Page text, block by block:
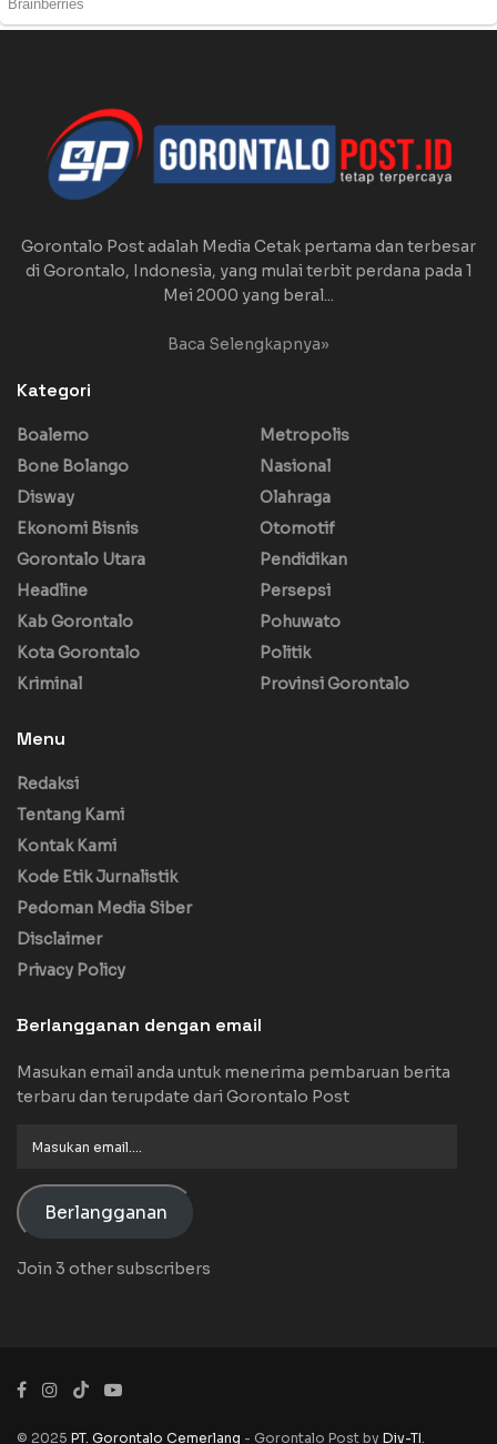
Gorontalo Post adalah Media Cetak pertama dan terbesar
di Gorontalo, Indonesia, yang mulai terbit perdana pada 1
Mei 2000 yang beral...
Baca Selengkapnya»
Kategori
Boalemo
Bone Bolango
Disway
Ekonomi Bisnis
Gorontalo Utara
Headline
Kab Gorontalo
Kota Gorontalo
Kriminal
Metropolis
Nasional
Olahraga
Otomotif
Pendidikan
Persepsi
Pohuwato
Politik
Provinsi Gorontalo
Menu
Redaksi
Tentang Kami
Kontak Kami
Kode Etik Jurnalistik
Pedoman Media Siber
Disclaimer
Privacy Policy
Berlangganan dengan email
Masukan email anda untuk menerima pembaruan berita
terbaru dan terupdate dari Gorontalo Post
Berlangganan
Join 3 other subscribers
© 2025 PT. Gorontalo Cemerlang - Gorontalo Post by Div-TI.